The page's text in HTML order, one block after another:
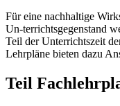
Für eine nachhaltige
Un-terrichtsgegenstand
Teil der Unterrichtszeit
Lehrpläne bieten dazu
Teil